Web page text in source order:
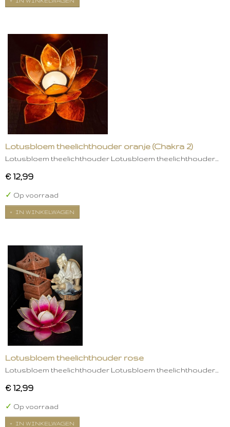
Lotusbloem theelichthouder oranje (Chakra 2)
Lotusbloem theelichthouder Lotusbloem theelichthouder…
€ 12,99
✓ Op voorraad
IN WINKELWAGEN
Lotusbloem theelichthouder rose
Lotusbloem theelichthouder Lotusbloem theelichthouder…
€ 12,99
✓ Op voorraad
IN WINKELWAGEN